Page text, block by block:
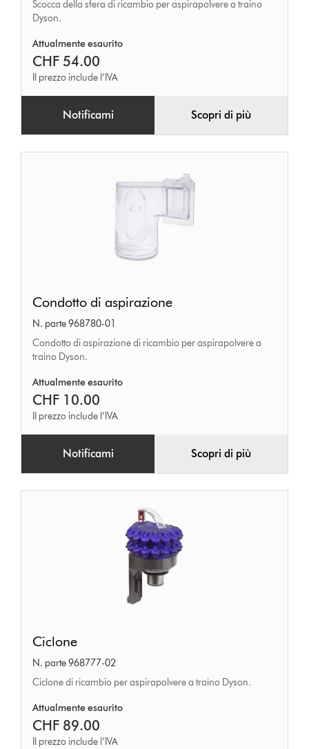
Scocca della sfera di ricambio per aspirapolvere a traino
Dyson.
Attualmente esaurito
CHF 54.00
Il prezzo include l’IVA
Notificami Scopri di più
di
aspirazione
Condotto di aspirazione
N. parte 968780-01
Condotto di aspirazione di ricambio per aspirapolvere a
traino Dyson.
Attualmente esaurito
CHF 10.00
Il prezzo include l’IVA
Notificami Scopri di più
Ciclone
N. parte 968777-02
Ciclone di ricambio per aspirapolvere a traino Dyson.
Attualmente esaurito
CHF 89.00
Il prezzo include l’IVA